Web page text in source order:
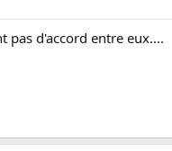
pas d'accord entre eux....